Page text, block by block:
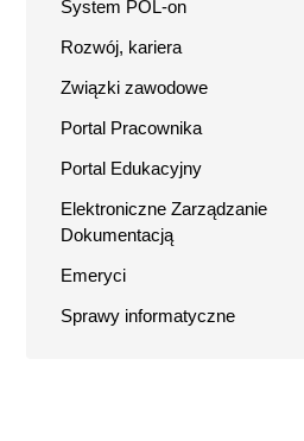
System POL-on
Rozwój, kariera
Związki zawodowe
Portal Pracownika
Portal Edukacyjny
Elektroniczne Zarządzanie
Dokumentacją
Emeryci
Sprawy informatyczne